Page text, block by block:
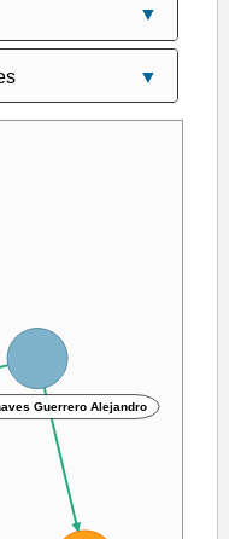
Guerrero Alejandro